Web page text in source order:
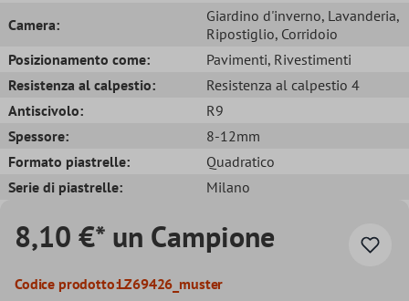
Camera:
Giardino d'inverno, Lavanderia,
Ripostiglio, Corridoio
Posizionamento come:
Pavimenti, Rivestimenti
Resistenza al calpestio:
Resistenza al calpestio 4
Antiscivolo:
R9
Spessore:
8-12mm
Formato piastrelle:
Quadratico
Serie di piastrelle:
Milano
8,10 €* un Campione
Codice prodotto:LZ69426_muster